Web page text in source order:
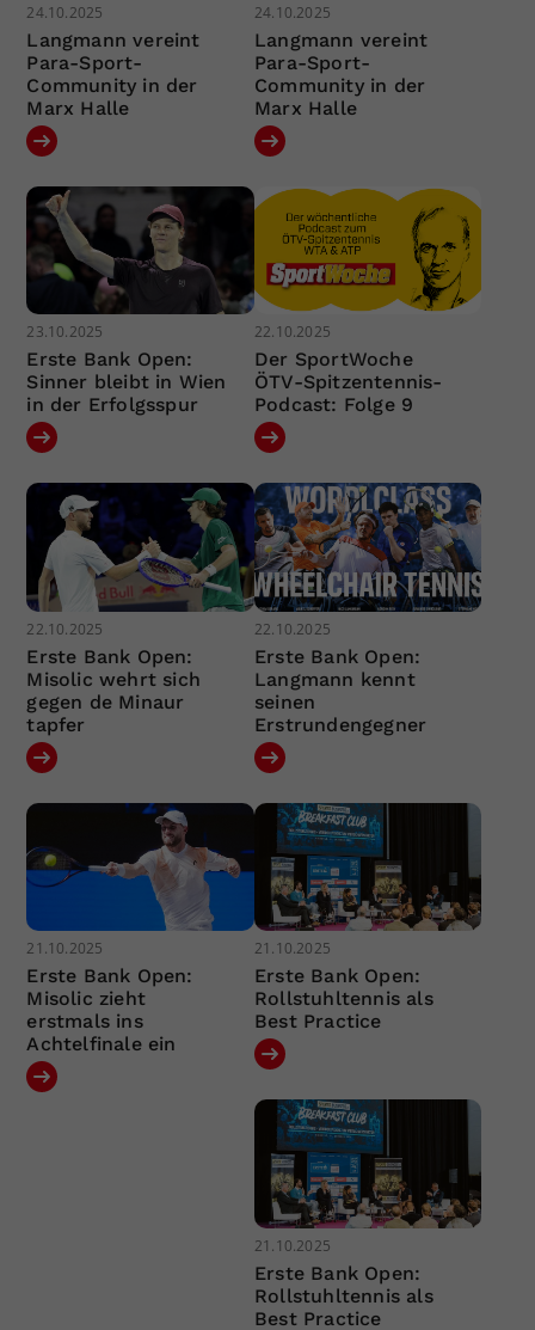
24.10.2025
Langmann vereint
Para-Sport-
Community in der
Marx Halle
24.10.2025
Langmann vereint
Para-Sport-
Community in der
Marx Halle
23.10.2025
Erste Bank Open:
Sinner bleibt in Wien
in der Erfolgsspur
22.10.2025
Der SportWoche
ÖTV-Spitzentennis-
Podcast: Folge 9
22.10.2025
Erste Bank Open:
Misolic wehrt sich
gegen de Minaur
tapfer
22.10.2025
Erste Bank Open:
Langmann kennt
seinen
Erstrundengegner
21.10.2025
Erste Bank Open:
Misolic zieht
erstmals ins
Achtelfinale ein
21.10.2025
Erste Bank Open:
Rollstuhltennis als
Best Practice
21.10.2025
Erste Bank Open:
Rollstuhltennis als
Best Practice